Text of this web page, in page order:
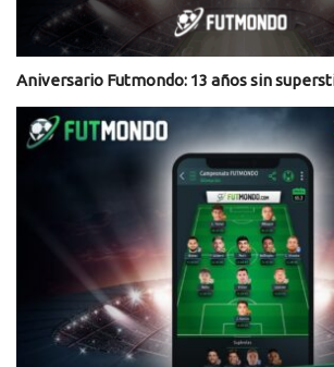
Aniversario Futmondo: 13 años sin